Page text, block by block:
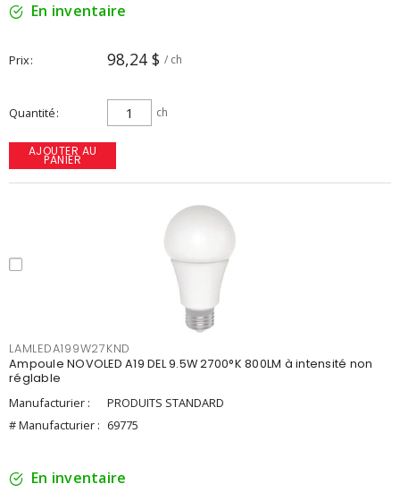
En inventaire
Prix 98,24 $ / ch
Quantité ch
AJOUTER AU
PANIER
LAMLEDA199W27KND
Ampoule NOVOLED A19 DEL 9.5W 2700°K 800LM à intensité non
réglable
Manufacturier :
PRODUITS STANDARD
# Manufacturier : 69775
En inventaire